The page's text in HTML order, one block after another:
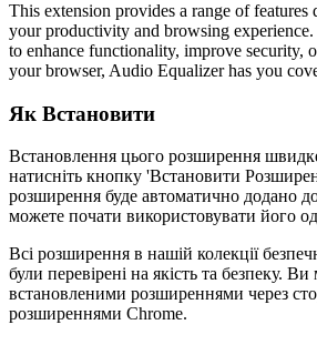
This extension provides a range of features
your productivity and browsing
to enhance functionality, improve security,
your browser, Audio Equalizer has you
Як Встановити
Встановлення цього розширення
натисніть кнопку 'Встановити
розширення буде автоматично додано
можете почати використовувати його
Всі розширення в нашій колекції
були перевірені на якість та безпеку.
встановленими розширеннями через
розширеннями Chrome.